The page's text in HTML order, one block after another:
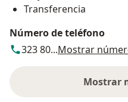
Transferencia
Número de teléfono
323 80...Mostrar
Mostrar